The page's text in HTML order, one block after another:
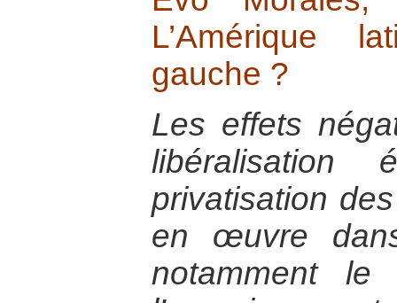
L’Amérique
gauche ?
Les effets
libéralisation
privatisation
en œuvre
notamment le